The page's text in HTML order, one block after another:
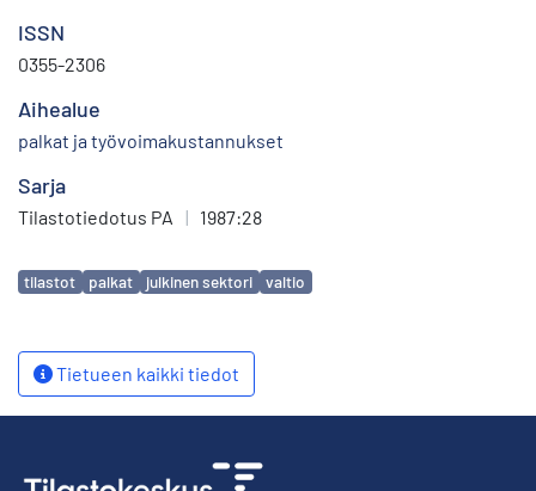
ISSN
0355-2306
Aihealue
palkat ja työvoimakustannukset
Sarja
Tilastotiedotus PA | 1987:28
Avainsanat
tilastot palkat julkinen sektori valtio
Tietueen kaikki tiedot